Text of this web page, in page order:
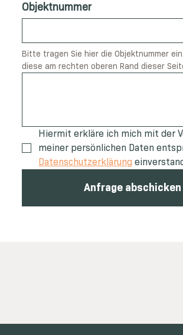
Objektnummer
Bitte tragen Sie hier die Objektnummer
diese am rechten oberen Rand dieser
Hiermit erkläre ich mich mit der
Datenschutzerklärung
Anfrage abschicken